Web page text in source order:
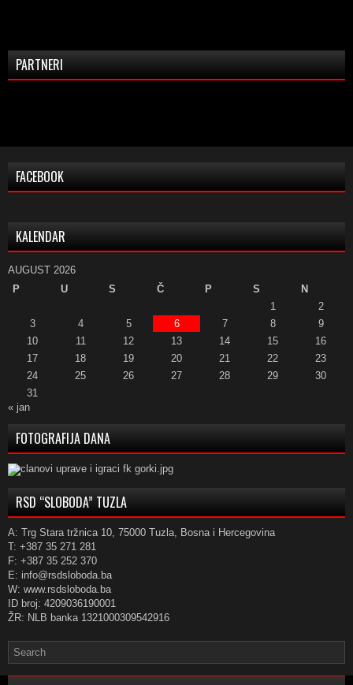
PARTNERI
FACEBOOK
KALENDAR
AUGUST 2026
P
U S Č P S
N
1
2
3
4 5 6 7 8
9
10
11 12 13 14 15
16
17
18 19 20 21 22
23
24
25 26 27 28 29
30
31
« jan
FOTOGRAFIJA DANA
RSD “SLOBODA” TUZLA
A: Trg Stara tržnica 10, 75000 Tuzla, Bosna i Hercegovina
T: +387 35 271 281
F: +387 35 252 370
E: info@rsdsloboda.ba
W: www.rsdsloboda.ba
ID broj: 4209036190001
ŽR: NLB banka 1321000309542916